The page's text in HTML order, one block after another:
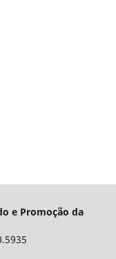
e Promoção da